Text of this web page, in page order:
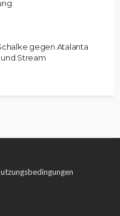
gegen Atalanta
Stream